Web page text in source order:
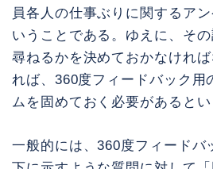
員各人の仕事ぶりに関するア
いうことである。ゆえに、そ
尋ねるかを決めておかなけれ
れば、360度フィードバック用
ムを固めておく必要があるとい
一般的には、360度フィードバ